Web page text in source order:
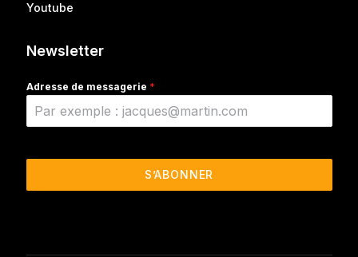
Youtube
Newsletter
Adresse de messagerie *
S’ABONNER